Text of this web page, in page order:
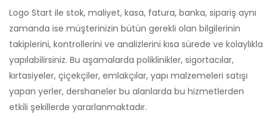
Logo Start ile stok, maliyet, kasa, fatura, banka, sipariş aynı
zamanda ise müşterinizin bütün gerekli olan bilgilerinin
takiplerini, kontrollerini ve analizlerini kısa sürede ve kolaylıkla
yapılabilirsiniz. Bu aşamalarda poliklinikler, sigortacılar,
kırtasiyeler, çiçekçiler, emlakçılar, yapı malzemeleri satışı
yapan yerler, dershaneler bu alanlarda bu hizmetlerden
etkili şekillerde yararlanmaktadır.